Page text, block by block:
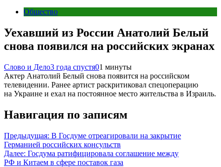
Общество
Уехавший из России Анатолий Белый
снова появился на российских экранах
Слово и Дело3 года спустя01 минуты
Актер Анатолий Белый снова появится на российском
телевидении. Ранее артист раскритиковал спецоперацию
на Украине и ехал на постоянное место жительства в Израиль.
Навигация по записям
Предыдущая: В Госдуме отреагировали на закрытие
Германией российских консульств
Далее: Госдума ратифицировала соглашение между
РФ и Китаем в сфере поставок газа